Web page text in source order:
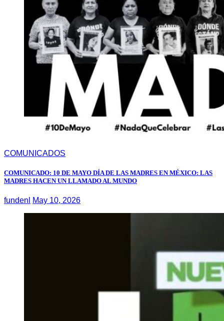
COMUNICADOS
COMUNICADO: 10 DE MAYO DÍA DE LAS MADRES EN MÉXICO: LAS
MADRES HACEN UN LLAMADO AL MUNDO
fundenl May 10, 2026